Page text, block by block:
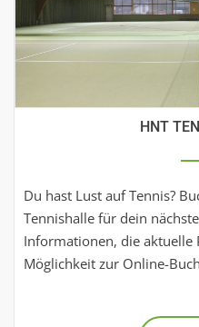
HNT
Du hast Lust auf Tennis?
Tennishalle für dein
Informationen, die aktuelle
Möglichkeit zur Online-